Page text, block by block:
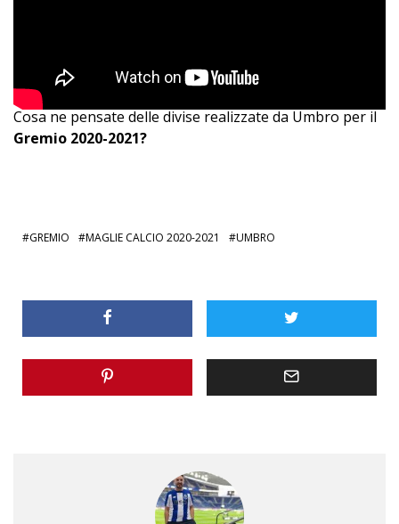
Cosa ne pensate delle divise realizzate da Umbro per il
Gremio 2020-2021?
GREMIO MAGLIE CALCIO 2020-2021 UMBRO